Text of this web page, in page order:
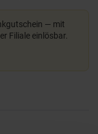
— mit
Filiale einlösbar.